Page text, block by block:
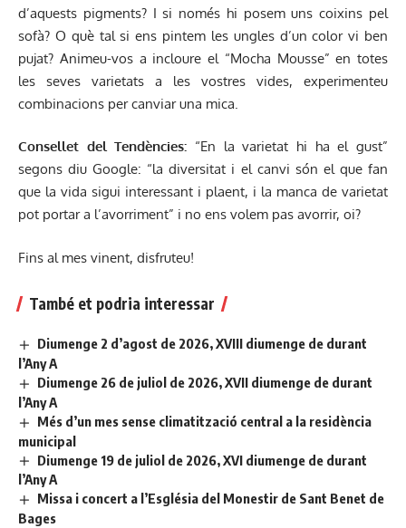
d’aquests pigments? I si només hi posem uns coixins pel
sofà? O què tal si ens pintem les ungles d’un color vi ben
pujat? Animeu-vos a incloure el “Mocha Mousse” en totes
les seves varietats a les vostres vides, experimenteu
combinacions per canviar una mica.
Consellet del Tendències: “En la varietat hi ha el gust”
segons diu Google: “la diversitat i el canvi són el que fan
que la vida sigui interessant i plaent, i la manca de varietat
pot portar a l’avorriment” i no ens volem pas avorrir, oi?
Fins al mes vinent, disfruteu!
També et podria interessar
Diumenge 2 d’agost de 2026, XVIII diumenge de durant
l’Any A
Diumenge 26 de juliol de 2026, XVII diumenge de durant
l’Any A
Més d’un mes sense climatització central a la residència
municipal
Diumenge 19 de juliol de 2026, XVI diumenge de durant
l’Any A
Missa i concert a l’Església del Monestir de Sant Benet de
Bages